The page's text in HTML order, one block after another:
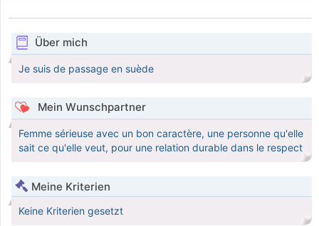
Über mich
Je suis de passage en suède
Mein Wunschpartner
Femme sérieuse avec un bon caractère, une personne qu'elle
sait ce qu'elle veut, pour une relation durable dans le respect
Meine Kriterien
Keine Kriterien gesetzt